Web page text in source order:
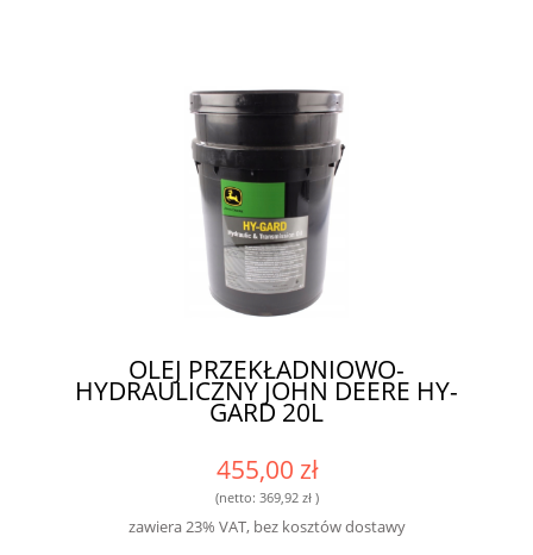
OLEJ PRZEKŁADNIOWO-
HYDRAULICZNY JOHN DEERE HY-
GARD 20L
455,00 zł
(netto: 369,92 zł)
zawiera 23% VAT, bez kosztów dostawy